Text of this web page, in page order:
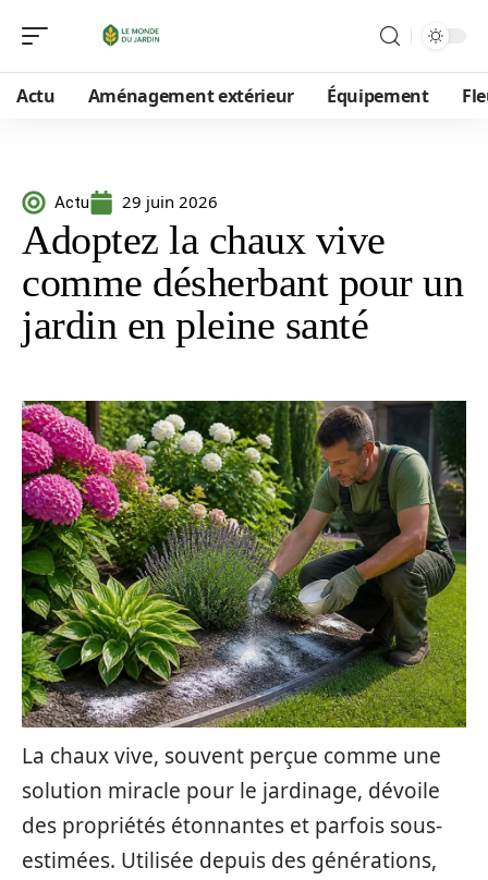
Actu Aménagement extérieur Équipement
Actu 29 juin 2026
Adoptez la chaux vive
comme désherbant pour un
jardin en pleine santé
La chaux vive, souvent perçue comme une
solution miracle pour le jardinage, dévoile
des propriétés étonnantes et parfois sous-
estimées. Utilisée depuis des générations,